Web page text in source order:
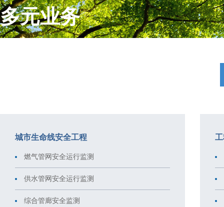
多元业务
城市生命线安全工程
燃气管网安全运行监测
供水管网安全运行监测
综合管廊安全监测